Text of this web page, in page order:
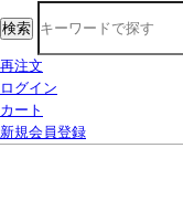
検索
再注文
ログイン
カート
新規会員登録